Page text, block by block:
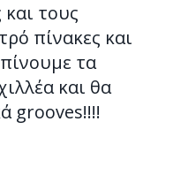
τους
πίνακες και
τα
και θα
grooves!!!!